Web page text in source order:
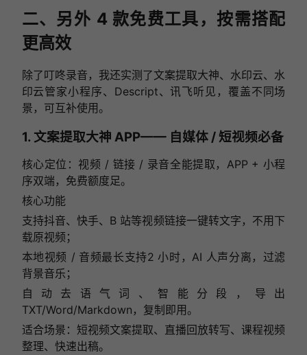
二、另外 4 款免费工具，按需搭配
更高效
除了叮咚录音，我还实测了文案提取大神、水印云、水
印云管家小程序、Descript、讯飞听见，覆盖不同场
景，可互补使用。
1. 文案提取大神 APP—— 自媒体 / 短视频必备
核心定位：视频 / 链接 / 录音全能提取，APP + 小程
序双端，免费额度足。
核心功能
支持抖音、快手、B 站等视频链接一键转文字，不用下
载原视频；
本地视频 / 音频最长支持2 小时，AI 人声分离，过滤
背景音乐；
自动去语气词、智能分段，导出
TXT/Word/Markdown，复制即用。
适合场景：短视频文案提取、直播回放转写、课程视频
整理、快速出稿。